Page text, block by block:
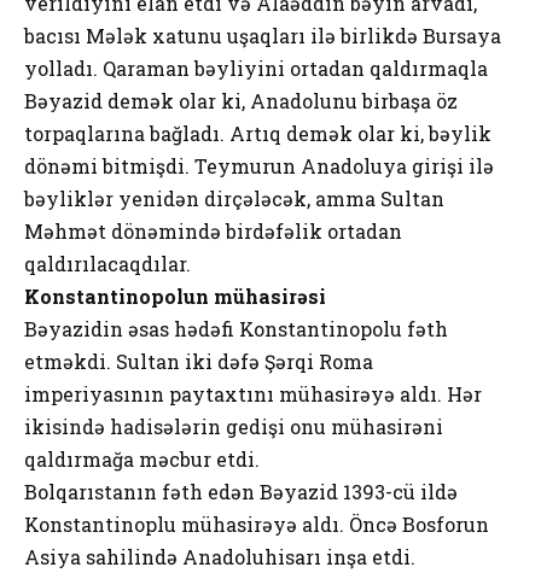
bacısı Mələk xatunu uşaqları ilə birlikdə Bursaya
yolladı. Qaraman bəyliyini ortadan qaldırmaqla
Bəyazid demək olar ki, Anadolunu birbaşa öz
torpaqlarına bağladı. Artıq demək olar ki, bəylik
dönəmi bitmişdi. Teymurun Anadoluya girişi ilə
bəyliklər yenidən dirçələcək, amma Sultan
Məhmət dönəmində birdəfəlik ortadan
qaldırılacaqdılar.
Konstantinopolun mühasirəsi
Bəyazidin əsas hədəfi Konstantinopolu fəth
etməkdi. Sultan iki dəfə Şərqi Roma
imperiyasının paytaxtını mühasirəyə aldı. Hər
ikisində hadisələrin gedişi onu mühasirəni
qaldırmağa məcbur etdi.
Bolqarıstanın fəth edən Bəyazid 1393-cü ildə
Konstantinoplu mühasirəyə aldı. Öncə Bosforun
Asiya sahilində Anadoluhisarı inşa etdi.